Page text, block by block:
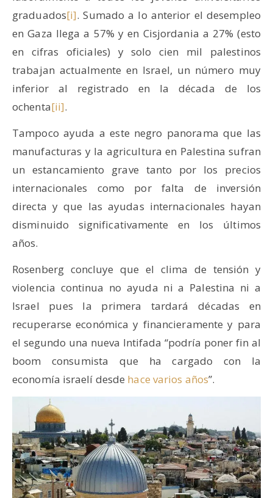
graduados[i]. Sumado a lo anterior el desempleo
en Gaza llega a 57% y en Cisjordania a 27% (esto
en cifras oficiales) y solo cien mil palestinos
trabajan actualmente en Israel, un número muy
inferior al registrado en la década de los
ochenta[ii].
Tampoco ayuda a este negro panorama que las
manufacturas y la agricultura en Palestina sufran
un estancamiento grave tanto por los precios
internacionales como por falta de inversión
directa y que las ayudas internacionales hayan
disminuido significativamente en los últimos
años.
Rosenberg concluye que el clima de tensión y
violencia continua no ayuda ni a Palestina ni a
Israel pues la primera tardará décadas en
recuperarse económica y financieramente y para
el segundo una nueva Intifada “podría poner fin al
boom consumista que ha cargado con la
economía israelí desde hace varios años”.